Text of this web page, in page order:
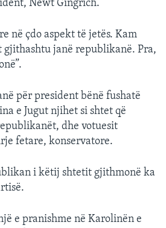
Newt Gingrich.
në çdo aspekt të jetës. Kam
gjithashtu janë republikanë. Pra,
për president bënë fushatë
e Jugut njihet si shtet që
dhe votuesit
fetare, konservatore.
i këtij shtetit gjithmonë ka
e pranishme në Karolinën e